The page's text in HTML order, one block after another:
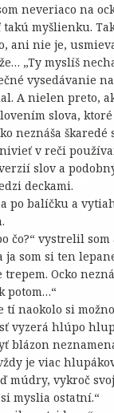
neveriaco na
myšlienku.
ani nie je,
„Ty myslíš
vysedávanie
A nielen preto,
slova,
neznáša škaredé
v reči
slov a
deckami.
po balíčku a
čo?“ vystrelil
ja som si ten
Ocko
potom…“
tí naokolo si
vyzerá hlúpo
blázon
je viac
múdry, vykroč
myslia ostatní.“